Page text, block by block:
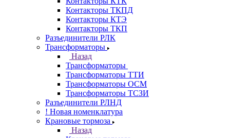
Контакторы ТКПД
Контакторы КТЭ
Контакторы ТКП
Разъединители РЛК
Трансформаторы
Назад
Трансформаторы
Трансформаторы ТТИ
Трансформаторы ОСМ
Трансформаторы ТСЗИ
Разъединители РЛНД
! Новая номенклатура
Крановые тормоза
Назад